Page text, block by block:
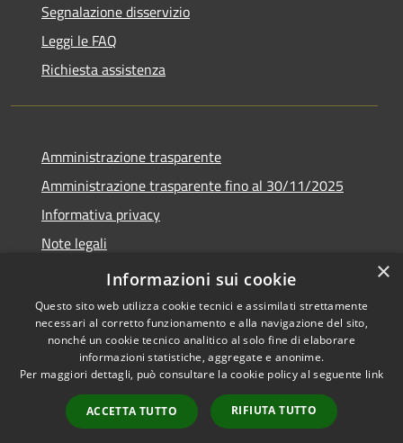
Segnalazione disservizio
Leggi le FAQ
Richiesta assistenza
Amministrazione trasparente
Amministrazione trasparente fino al 30/11/2025
Informativa privacy
Note legali
Dichiarazione di accessibilità
Accessibilità
Copyright © 2026 • Comune di
Ponteranica • Powered by
Municipium•
Accesso
redazione
×
Informazioni sui cookie
Questo sito web utilizza cookie tecnici e assimilati strettamente
necessari al corretto funzionamento e alla navigazione del sito,
nonché un cookie tecnico analitico al solo fine di elaborare
informazioni statistiche, aggregate e anonime.
Per maggiori dettagli, può consultare la cookie policy al seguente link
ACCETTA TUTTO RIFIUTA TUTTO